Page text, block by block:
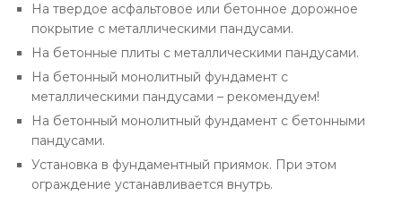
На твердое асфальтовое или бетонное дорожное
покрытие с металлическими пандусами.
На бетонные плиты с металлическими пандусами.
На бетонный монолитный фундамент с
металлическими пандусами – рекомендуем!
На бетонный монолитный фундамент с бетонными
пандусами.
Установка в фундаментный приямок. При этом
ограждение устанавливается внутрь.